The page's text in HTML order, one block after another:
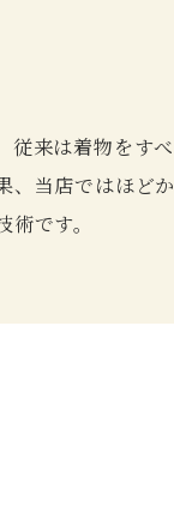
従来は着物をすべ
、当店ではほどか
です。